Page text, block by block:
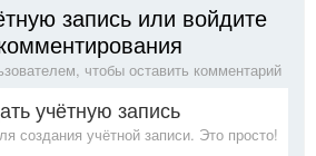
запись или войдите
чтобы оставить комментарий
учётную запись
создания учётной записи. Это просто!